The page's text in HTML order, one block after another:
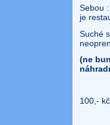
Sebou :
je
Suché
(ne
100,-